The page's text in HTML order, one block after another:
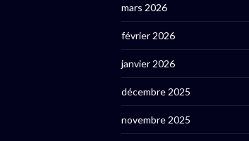
mars 2026
février 2026
janvier 2026
décembre 2025
novembre 2025